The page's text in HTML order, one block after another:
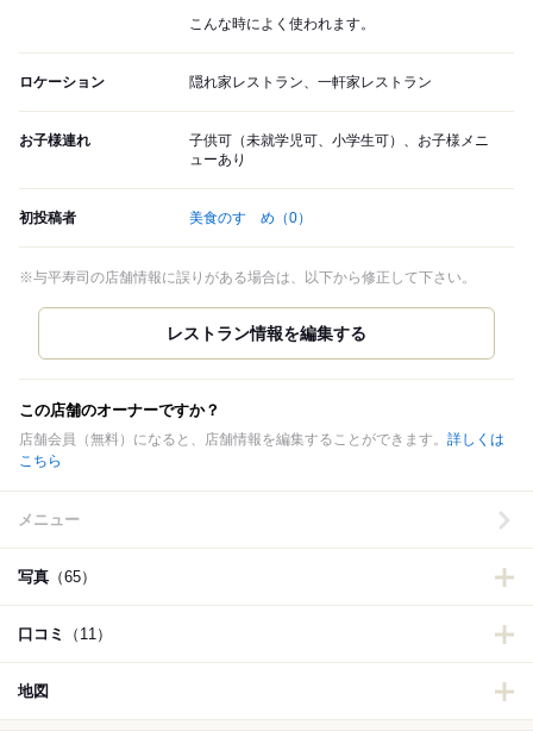
こんな時によく使われます。
ロケーション 隠れ家レストラン、一軒家レストラン
お子様連れ
子供可（未就学児可、小学生可）、お子様メニ
ューあり
初投稿者 美食のすゝめ （0）
※与平寿司の店舗情報に誤りがある場合は、以下から修正して下さい。
この店舗のオーナーですか？
店舗会員（無料）になると、店舗情報を編集することができます。 詳しくは
こちら
メニュー
写真 （65）
口コミ （11）
地図